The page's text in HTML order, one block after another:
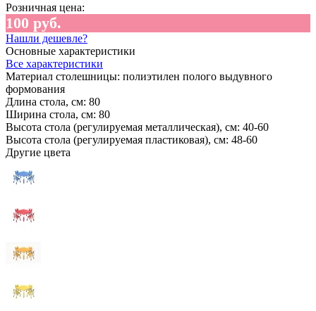
Розничная цена:
100 руб.
Нашли дешевле?
Основные характеристики
Все характеристики
Материал столешницы: полиэтилен полого выдувного
формования
Длина стола, см: 80
Ширина стола, см: 80
Высота стола (регулируемая металлическая), см: 40-60
Высота стола (регулируемая пластиковая), см: 48-60
Другие цвета